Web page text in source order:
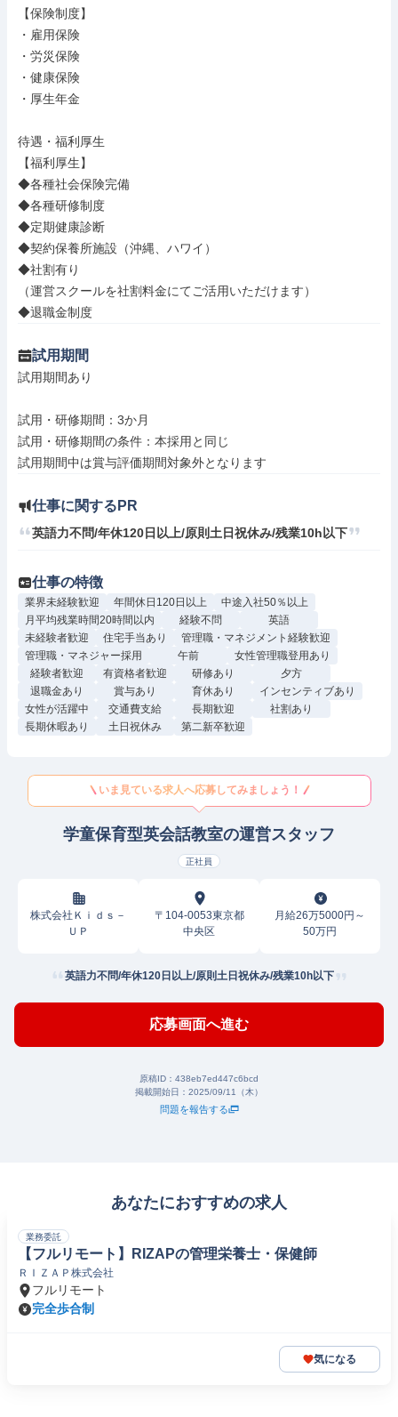
【保険制度】
・雇用保険
・労災保険
・健康保険
・厚生年金
待遇・福利厚生
【福利厚生】
◆各種社会保険完備
◆各種研修制度
◆定期健康診断
◆契約保養所施設（沖縄、ハワイ）
◆社割有り
（運営スクールを社割料金にてご活用いただけます）
◆退職金制度
試用期間
試用期間あり
試用・研修期間：3か月
試用・研修期間の条件：本採用と同じ
仕事に関するPR
英語力不問/年休120日以上/原則土日祝休み/残業10h以下
仕事の特徴
業界未経験歓迎 年間休日120日以上
中途入社50％以上
月平均残業時間20時間以内
経験不問
英語
未経験者歓迎
住宅手当あり
管理職・マネジメント経験歓迎
管理職・マネジャー採用
午前
女性管理職登用あり
経験者歓迎
有資格者歓迎 研修あり
夕方
退職金あり
賞与あり 育休あり
インセンティブあり
女性が活躍中
交通費支給 長期歓迎
社割あり
長期休暇あり
土日祝休み 第二新卒歓迎
いま見ている求人へ応募してみましょう！
学童保育型英会話教室の運営スタッフ
正社員
株式会社Ｋｉｄｓ－
ＵＰ
〒104-0053東京都
中央区
月給26万5000円～
50万円
英語力不問/年休120日以上/原則土日祝休み/残業10h以下
応募画面へ進む
原稿ID： 438eb7ed447c6bcd
掲載開始日： 2025/09/11（木）
問題を報告する
あなたにおすすめの求人
業務委託
【フルリモート】RIZAPの管理栄養士・保健師
ＲＩＺＡＰ株式会社
フルリモート
完全歩合制
気になる